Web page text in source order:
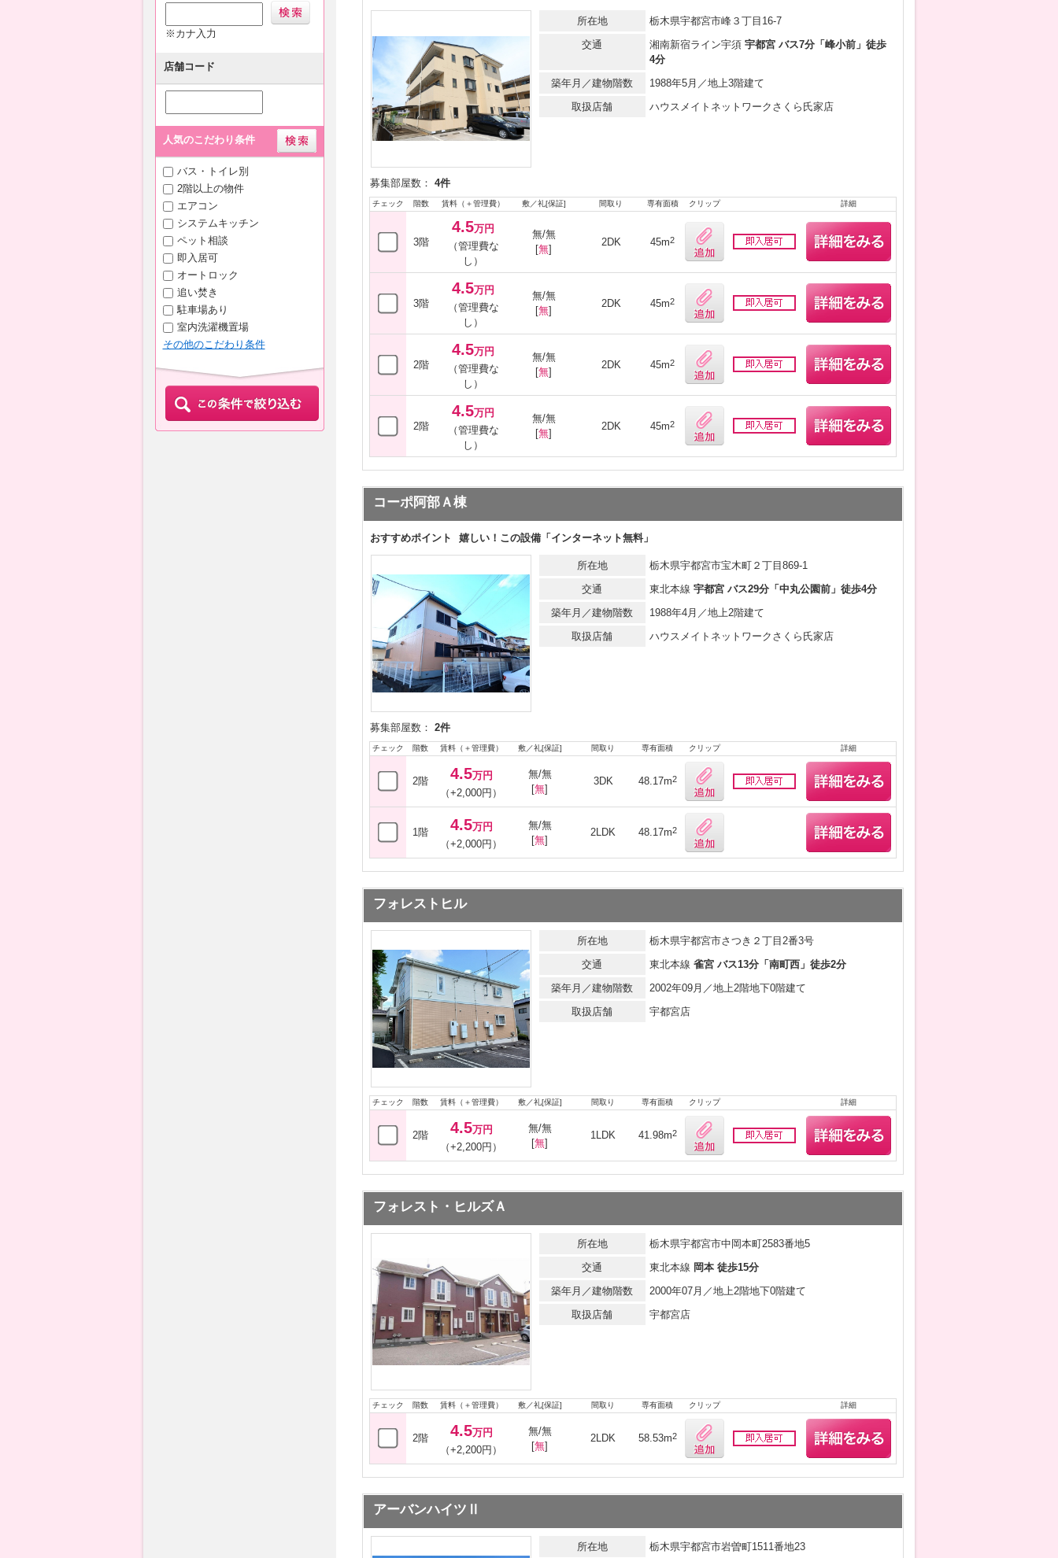
※カナ入力
店舗コード
人気のこだわり条件
バス・トイレ別
2階以上の物件
エアコン
システムキッチン
ペット相談
即入居可
オートロック
追い焚き
駐車場あり
室内洗濯機置場
その他のこだわり条件
所在地
栃木県宇都宮市峰３丁目16-7
交通
湘南新宿ライン宇須宇都宮 バス7分「峰小前」徒歩
4分
築年月／建物階数
1988年5月／地上3階建て
取扱店舗
ハウスメイトネットワークさくら氏家店
募集部屋数： 4件
チェック 階数 賃料（＋管理費） 敷／礼[保証] 間取り 専有面積 クリップ 詳細
3階
4.5万円
（管理費な
し）
無/無
[無]
2DK 45m2
3階
4.5万円
（管理費な
し）
無/無
[無]
2DK 45m2
2階
4.5万円
（管理費な
し）
無/無
[無]
2DK 45m2
2階
4.5万円
（管理費な
し）
無/無
[無]
2DK 45m2
コーポ阿部Ａ棟
おすすめポイント 嬉しい！この設備「インターネット無料」
所在地
栃木県宇都宮市宝木町２丁目869-1
交通
東北本線 宇都宮 バス29分「中丸公園前」徒歩4分
築年月／建物階数
1988年4月／地上2階建て
取扱店舗
ハウスメイトネットワークさくら氏家店
募集部屋数： 2件
チェック 階数 賃料（＋管理費） 敷／礼[保証] 間取り 専有面積 クリップ 詳細
2階 4.5万円
（+2,000円）
無/無
[無]
3DK 48.17m2
1階 4.5万円
（+2,000円）
無/無
[無]
2LDK 48.17m2
フォレストヒル
所在地
栃木県宇都宮市さつき２丁目2番3号
交通
東北本線 雀宮 バス13分「南町西」徒歩2分
築年月／建物階数
2002年09月／地上2階地下0階建て
取扱店舗
宇都宮店
チェック 階数 賃料（＋管理費） 敷／礼[保証] 間取り 専有面積 クリップ 詳細
2階 4.5万円
（+2,200円）
無/無
[無]
1LDK 41.98m2
フォレスト・ヒルズＡ
所在地
栃木県宇都宮市中岡本町2583番地5
交通
東北本線 岡本 徒歩15分
築年月／建物階数
2000年07月／地上2階地下0階建て
取扱店舗
宇都宮店
チェック 階数 賃料（＋管理費） 敷／礼[保証] 間取り 専有面積 クリップ 詳細
2階 4.5万円
（+2,200円）
無/無
[無]
2LDK 58.53m2
アーバンハイツⅡ
所在地 栃木県宇都宮市岩曽町1511番地23